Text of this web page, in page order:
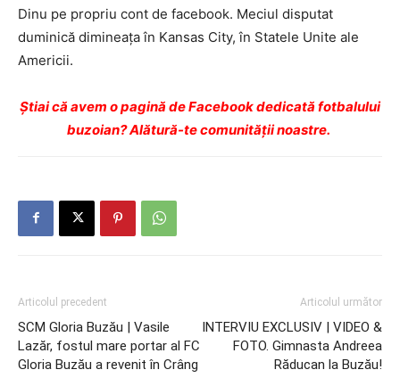
Dinu pe propriu cont de facebook. Meciul disputat
duminică dimineaţa în Kansas City, în Statele Unite ale
Americii.
Ştiai că avem o pagină de Facebook dedicată fotbalului
buzoian? Alătură-te comunității noastre.
Articolul precedent
SCM Gloria Buzău | Vasile
Lazăr, fostul mare portar al FC
Gloria Buzău a revenit în Crâng
Articolul următor
INTERVIU EXCLUSIV | VIDEO &
FOTO. Gimnasta Andreea
Răducan la Buzău!